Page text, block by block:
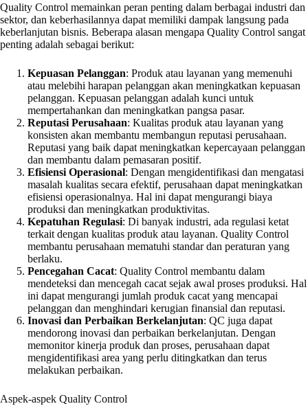
Quality Control memainkan peran penting dalam berbagai industri dan
sektor, dan keberhasilannya dapat memiliki dampak langsung pada
keberlanjutan bisnis. Beberapa alasan mengapa Quality Control sangat
penting adalah sebagai berikut:
Kepuasan Pelanggan: Produk atau layanan yang memenuhi
atau melebihi harapan pelanggan akan meningkatkan kepuasan
pelanggan. Kepuasan pelanggan adalah kunci untuk
mempertahankan dan meningkatkan pangsa pasar.
Reputasi Perusahaan: Kualitas produk atau layanan yang
konsisten akan membantu membangun reputasi perusahaan.
Reputasi yang baik dapat meningkatkan kepercayaan pelanggan
dan membantu dalam pemasaran positif.
Efisiensi Operasional: Dengan mengidentifikasi dan mengatasi
masalah kualitas secara efektif, perusahaan dapat meningkatkan
efisiensi operasionalnya. Hal ini dapat mengurangi biaya
produksi dan meningkatkan produktivitas.
Kepatuhan Regulasi: Di banyak industri, ada regulasi ketat
terkait dengan kualitas produk atau layanan. Quality Control
membantu perusahaan mematuhi standar dan peraturan yang
berlaku.
Pencegahan Cacat: Quality Control membantu dalam
mendeteksi dan mencegah cacat sejak awal proses produksi. Hal
ini dapat mengurangi jumlah produk cacat yang mencapai
pelanggan dan menghindari kerugian finansial dan reputasi.
Inovasi dan Perbaikan Berkelanjutan: QC juga dapat
mendorong inovasi dan perbaikan berkelanjutan. Dengan
memonitor kinerja produk dan proses, perusahaan dapat
mengidentifikasi area yang perlu ditingkatkan dan terus
melakukan perbaikan.
Aspek-aspek Quality Control